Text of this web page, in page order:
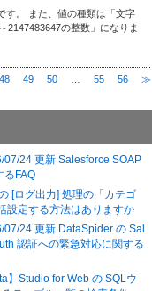
す。 また、値の種類は「文字
2147483647の整数」になりま
48 49 50 55 56 ≫
07/24 更新 Salesforce SOAP
るFAQ
[ログ出力] 処理の「カテゴ
設定する方法はありますか
07/24 更新 DataSpider の Sal
認証への緊急対応に関する
】Studio for Web の SQLウ